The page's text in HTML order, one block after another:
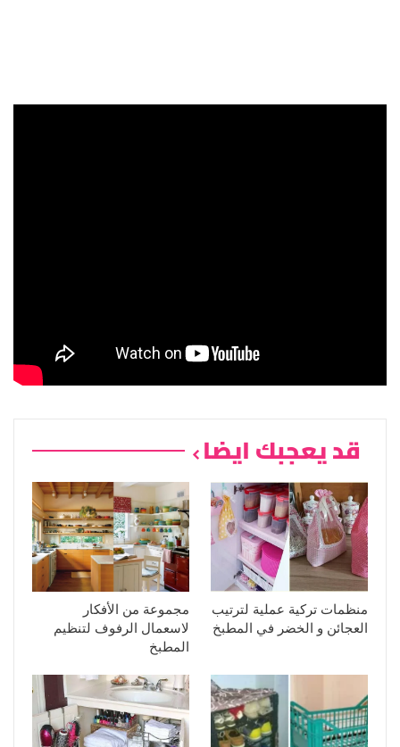
قد يعجبك ايضا
منظمات تركية عملية لترتيب
العجائن و الخضر في المطبخ
مجموعة من الأفكار
لاسعمال الرفوف لتنظيم
المطبخ